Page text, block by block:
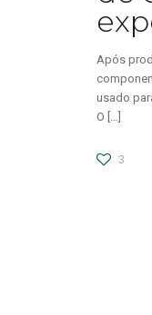
Após
usado
O […]
3